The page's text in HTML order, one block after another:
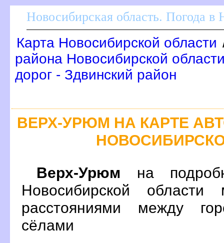
Новосибирская область. Погода в
Карта Новосибирской области
района Новосибирской
дорог - Здвинский район
ЕРХ-УРЮМ НА КАРТЕ
ерх-Урюм на
Новосибирской
расстояниями между
сёлами